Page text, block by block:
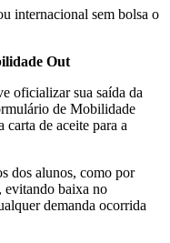
internacional sem bolsa o
Out
oficializar sua saída da
de Mobilidade
de aceite para a
dos alunos, como por
evitando baixa no
demanda ocorrida